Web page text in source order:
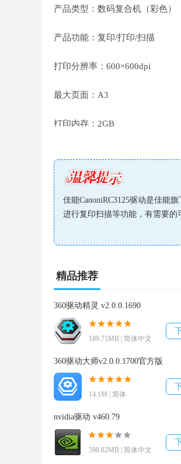
产品类型：数码复合机（彩色）
产品功能：复印/打印/扫描
打印分辨率：600×600dpi
最大页面：A3
打印内存：2GB
接口类型：USB2.0，支持有线/无
功能介绍
该驱动为佳能Canon iR C3125
的任何操作。
适用于：Win XP/2003/VISTA/7/
适用型号：佳能Canon iR C3125
使用方法
1、连接到电脑上，然后开启电
2、直接运行下载好的驱动程序;
3、按照弹出的提示进行操作即
佳能CanoniRC3125驱动是佳能
进行复印扫描等功能，有需要的
精品推荐
360驱动精灵 v2.0.0.1690
189.71MB | 简体中文
360驱动大师v2.0.0.1700官方版
14.1M | 简体
nvidia驱动 v460.79
598.82MB | 简体中文